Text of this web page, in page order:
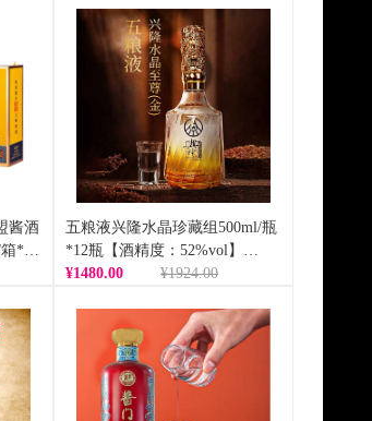
酱酒
*1
五粮液兴隆水晶珍藏组500ml/瓶
*12瓶【酒精度：52%vol】
（BD）
¥1480.00 ¥1924.00